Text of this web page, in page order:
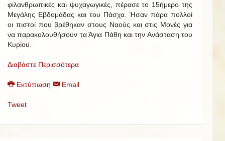
φιλανθρωπικές και ψυχαγωγικές, πέρασε το 15ήμερο της
Μεγάλης Εβδομάδας και του Πάσχα. Ήσαν πάρα πολλοί
οι πιστοί που βρέθηκαν στους Ναούς και στις Μονές για
να παρακολουθήσουν τα Άγια Πάθη και την Ανάσταση του
Κυρίου.
Διαβάστε Περισσότερα
Εκτύπωση Email
Tweet